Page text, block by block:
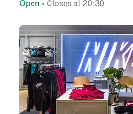
Open • Closes at 20:30